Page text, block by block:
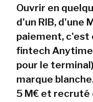
Ouvrir en
d'un RIB, d'une
paiement, c'est
fintech Anytime
pour le
marque
5 M€ et recruté